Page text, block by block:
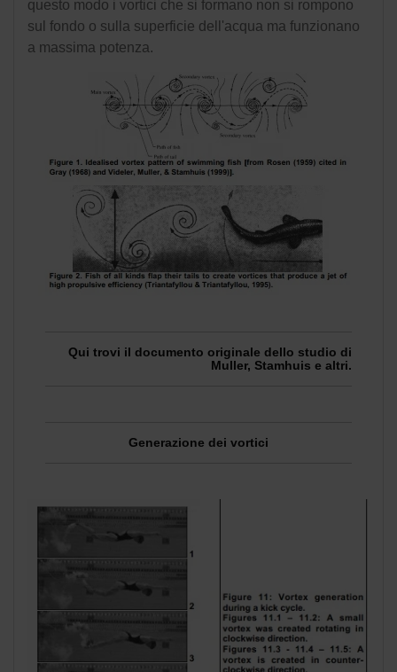
questo modo i vortici che si formano non si rompono
sul fondo o sulla superficie dell'acqua ma funzionano
a massima potenza.
Qui trovi il documento originale dello studio di
Muller, Stamhuis e altri.
Generazione dei vortici